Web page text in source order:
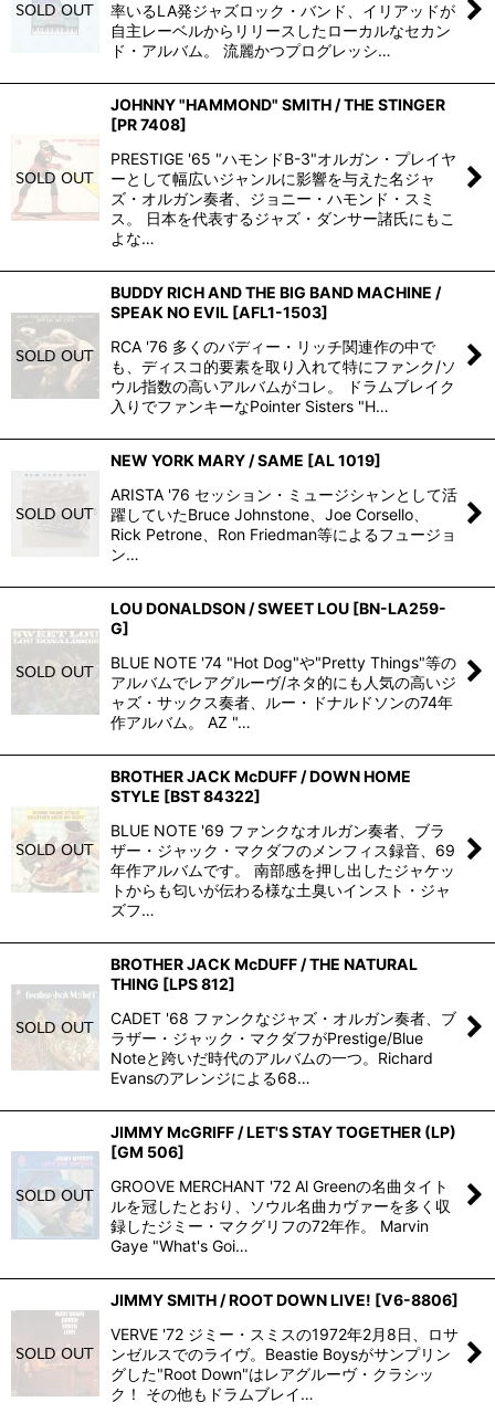
率いるLA発ジャズロック・バンド、イリアッドが
自主レーベルからリリースしたローカルなセカン
ド・アルバム。 流麗かつプログレッシ…
JOHNNY "HAMMOND" SMITH / THE STINGER
[PR 7408]
PRESTIGE '65 "ハモンドB-3"オルガン・プレイヤ
ーとして幅広いジャンルに影響を与えた名ジャ
ズ・オルガン奏者、ジョニー・ハモンド・スミ
ス。 日本を代表するジャズ・ダンサー諸氏にもこ
よな…
BUDDY RICH AND THE BIG BAND MACHINE /
SPEAK NO EVIL [AFL1-1503]
RCA '76 多くのバディー・リッチ関連作の中で
も、ディスコ的要素を取り入れて特にファンク/ソ
ウル指数の高いアルバムがコレ。 ドラムブレイク
入りでファンキーなPointer Sisters "H…
NEW YORK MARY / SAME [AL 1019]
ARISTA '76 セッション・ミュージシャンとして活
躍していたBruce Johnstone、Joe Corsello、
Rick Petrone、Ron Friedman等によるフュージョ
ン…
LOU DONALDSON / SWEET LOU [BN-LA259-
G]
BLUE NOTE '74 "Hot Dog"や"Pretty Things"等の
アルバムでレアグルーヴ/ネタ的にも人気の高いジ
ャズ・サックス奏者、ルー・ドナルドソンの74年
作アルバム。 AZ "…
BROTHER JACK McDUFF / DOWN HOME
STYLE [BST 84322]
BLUE NOTE '69 ファンクなオルガン奏者、ブラ
ザー・ジャック・マクダフのメンフィス録音、69
年作アルバムです。 南部感を押し出したジャケッ
トからも匂いが伝わる様な土臭いインスト・ジャ
ズフ…
BROTHER JACK McDUFF / THE NATURAL
THING [LPS 812]
CADET '68 ファンクなジャズ・オルガン奏者、ブ
ラザー・ジャック・マクダフがPrestige/Blue
Noteと跨いだ時代のアルバムの一つ。Richard
Evansのアレンジによる68…
JIMMY McGRIFF / LET'S STAY TOGETHER (LP)
[GM 506]
GROOVE MERCHANT '72 Al Greenの名曲タイト
ルを冠したとおり、ソウル名曲カヴァーを多く収
録したジミー・マクグリフの72年作。 Marvin
Gaye "What's Goi…
JIMMY SMITH / ROOT DOWN LIVE! [V6-8806]
VERVE '72 ジミー・スミスの1972年2月8日、ロサ
ンゼルスでのライヴ。Beastie Boysがサンプリン
グした"Root Down"はレアグルーヴ・クラシッ
ク！ その他もドラムブレイ…